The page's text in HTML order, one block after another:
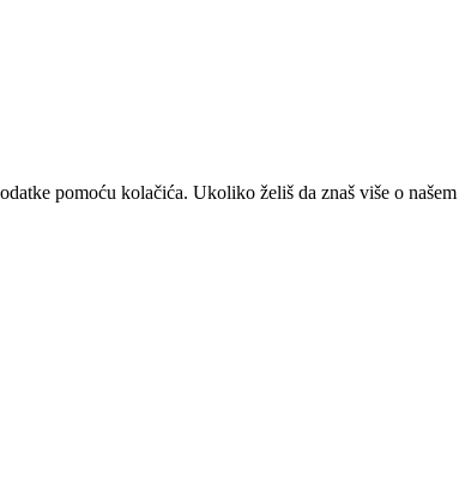
pomoću kolačića. Ukoliko želiš da znaš više o